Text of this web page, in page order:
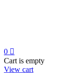
0 
Cart is empty
View cart